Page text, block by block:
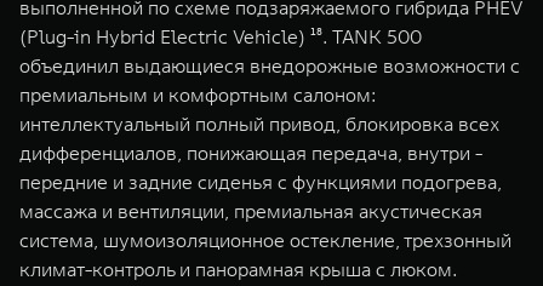
выполненной по схеме подзаряжаемого гибрида PHEV
(Plug-in Hybrid Electric Vehicle) ¹⁸. TANK 500
объединил выдающиеся внедорожные возможности с
премиальным и комфортным салоном:
интеллектуальный полный привод, блокировка всех
дифференциалов, понижающая передача, внутри -
передние и задние сиденья с функциями подогрева,
массажа и вентиляции, премиальная акустическая
система, шумоизоляционное остекление, трехзонный
климат-контроль и панорамная крыша с люком.